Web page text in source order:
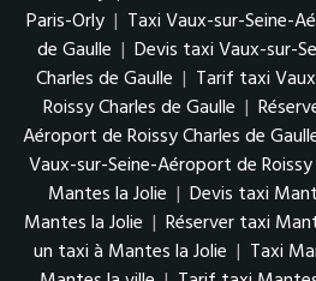
Paris-Orly | Taxi Vaux-sur-Seine-
de Gaulle | Devis taxi Vaux-sur-
Charles de Gaulle | Tarif taxi
Roissy Charles de Gaulle |
Aéroport de Roissy Charles de
Vaux-sur-Seine-Aéroport de Roissy
Mantes la Jolie | Devis taxi
Mantes la Jolie | Réserver taxi
un taxi à Mantes la Jolie | Taxi